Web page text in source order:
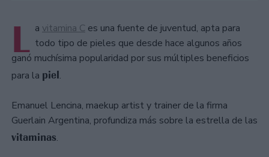
L a vitamina C es una fuente de juventud, apta para
todo tipo de pieles que desde hace algunos años
ganó muchísima popularidad por sus múltiples beneficios
para la piel.
Emanuel Lencina, maekup artist y trainer de la firma
Guerlain Argentina, profundiza más sobre la estrella de las
vitaminas.